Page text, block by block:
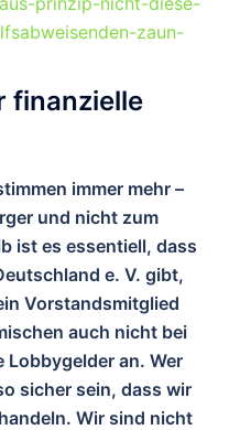
zaun-
finanzielle
immer mehr –
und nicht zum
ist es essentiell, dass
e. V. gibt,
Vorstandsmitglied
auch nicht bei
Lobbygelder an. Wer
sicher sein, dass wir
Wir sind nicht